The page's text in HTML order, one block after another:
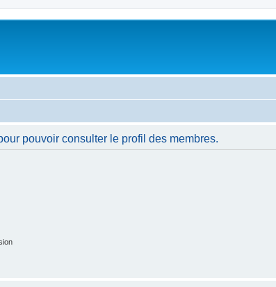
pouvoir consulter le profil des membres.